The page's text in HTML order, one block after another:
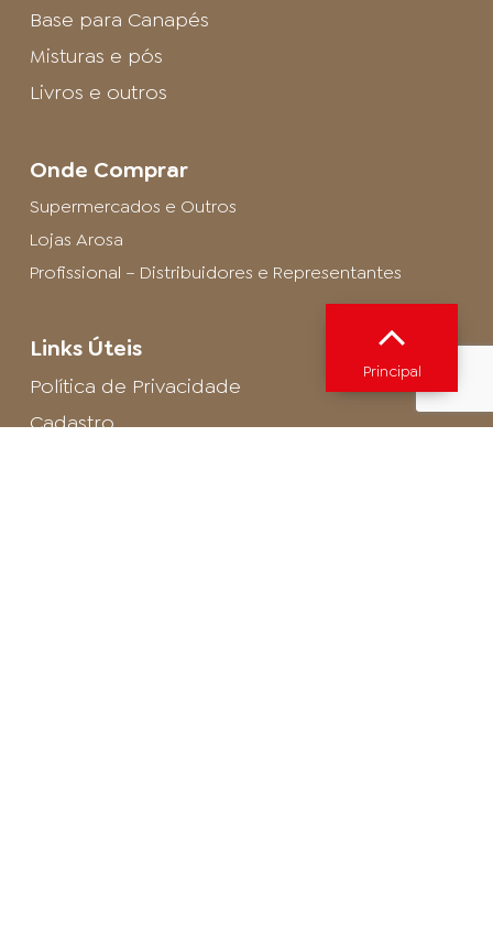
Base para Canapés
Misturas e pós
Livros e outros
Onde Comprar
Supermercados e Outros
Lojas Arosa
Profissional – Distribuidores e Representantes
Links Úteis
Política de Privacidade
Cadastro
Principal